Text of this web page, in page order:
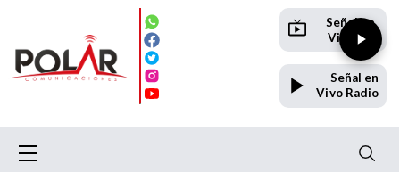
Señal en
Vivo TV
Señal en
Vivo Radio